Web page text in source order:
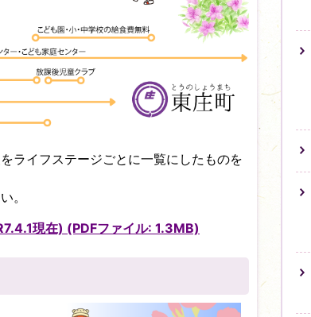
ライフステージごとに一覧にしたものを
。
現在) (PDFファイル: 1.3MB)